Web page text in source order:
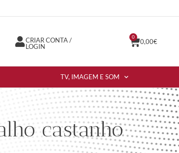
CRIAR CONTA /
LOGIN
0,00€
0
TV, IMAGEM E SOM
castanho